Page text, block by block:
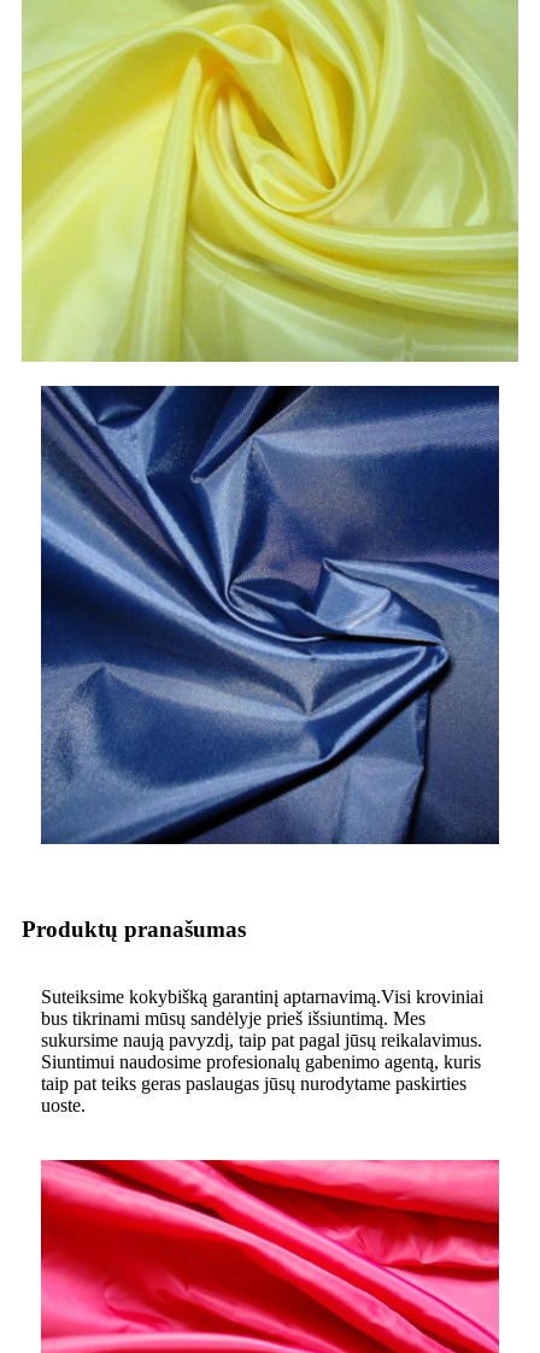
Produktų pranašumas
Suteiksime kokybišką garantinį aptarnavimą.Visi kroviniai
bus tikrinami mūsų sandėlyje prieš išsiuntimą. Mes
sukursime naują pavyzdį, taip pat pagal jūsų reikalavimus.
Siuntimui naudosime profesionalų gabenimo agentą, kuris
taip pat teiks geras paslaugas jūsų nurodytame paskirties
uoste.